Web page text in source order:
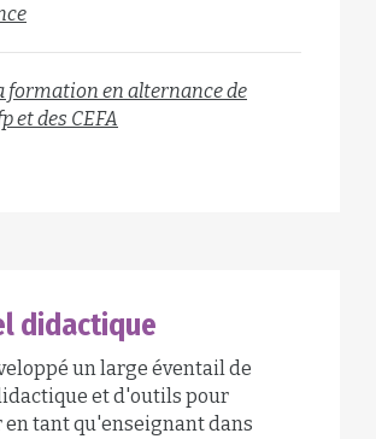
formation en alternance de
et des CEFA
didactique
un large éventail de
et d'outils pour
en tant qu'enseignant dans